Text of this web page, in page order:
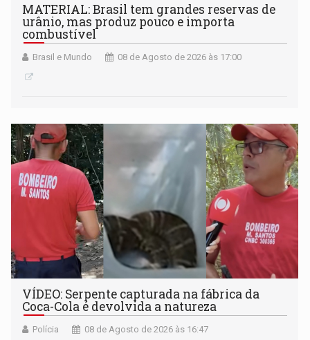
MATERIAL: Brasil tem grandes reservas de
urânio, mas produz pouco e importa
combustível
Brasil e Mundo 08 de Agosto de 2026 às 17:00
VÍDEO: Serpente capturada na fábrica da
Coca-Cola é devolvida a natureza
Polícia 08 de Agosto de 2026 às 16:47